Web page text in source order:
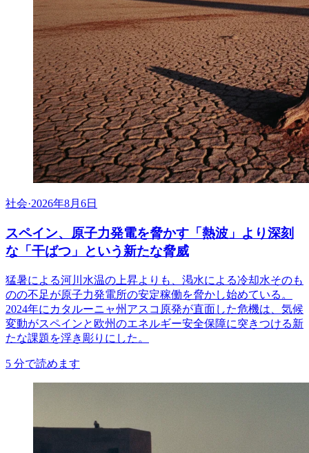
社会·2026年8月6日
スペイン、原子力発電を脅かす「熱波」より深刻
な「干ばつ」という新たな脅威
猛暑による河川水温の上昇よりも、渇水による冷却水そのも
のの不足が原子力発電所の安定稼働を脅かし始めている。
2024年にカタルーニャ州アスコ原発が直面した危機は、気候
変動がスペインと欧州のエネルギー安全保障に突きつける新
たな課題を浮き彫りにした。
5 分で読めます